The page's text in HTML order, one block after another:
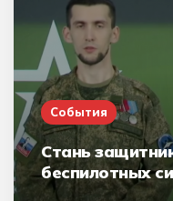
События
Стань
беспилотных